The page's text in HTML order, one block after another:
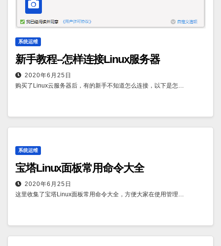
系统运维
新手教程--怎样连接Linux服务器
2020年6月25日
购买了Linux云服务器后，有的新手不知道怎么连接，以下是怎…
系统运维
宝塔Linux面板常用命令大全
2020年6月25日
这里收集了宝塔Linux面板常用命令大全，方便大家在使用管理…